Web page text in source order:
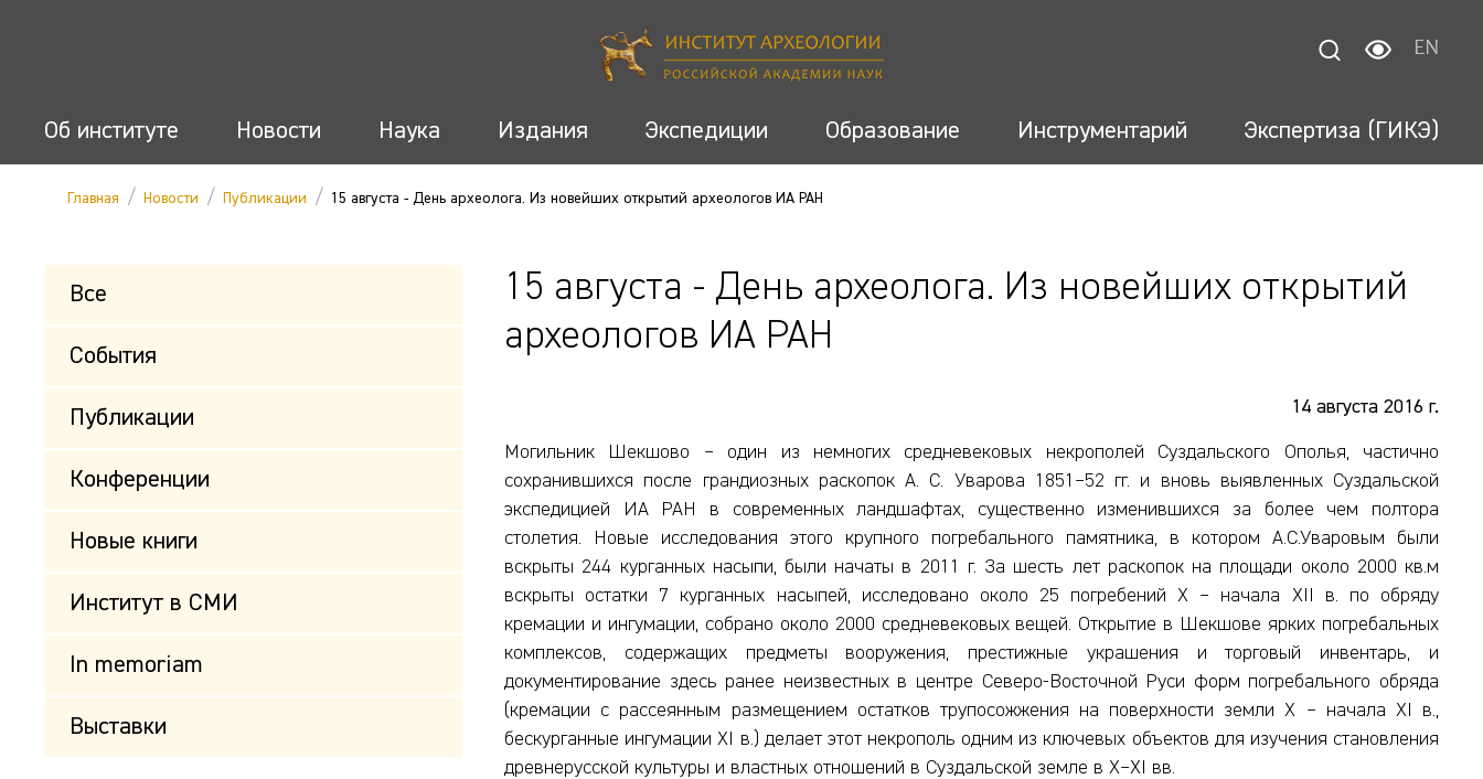
EN
Об институте Новости Наука Издания Экспедиции Образование Инструментарий Экспертиза (ГИКЭ)
Главная / Новости / Публикации / 15 августа - День археолога. Из новейших открытий археологов ИА РАН
Все
События
Публикации
Конференции
Новые книги
Институт в СМИ
In memoriam
Выставки
15 августа - День археолога. Из новейших открытий
археологов ИА РАН
14 августа 2016 г.
Могильник Шекшово – один из немногих средневековых некрополей Суздальского Ополья, частично
сохранившихся после грандиозных раскопок А. С. Уварова 1851–52 гг. и вновь выявленных Суздальской
экспедицией ИА РАН в современных ландшафтах, существенно изменившихся за более чем полтора
столетия. Новые исследования этого крупного погребального памятника, в котором А.С.Уваровым были
вскрыты 244 курганных насыпи, были начаты в 2011 г. За шесть лет раскопок на площади около 2000 кв.м
вскрыты остатки 7 курганных насыпей, исследовано около 25 погребений X – начала XII в. по обряду
кремации и ингумации, собрано около 2000 средневековых вещей. Открытие в Шекшове ярких погребальных
комплексов, содержащих предметы вооружения, престижные украшения и торговый инвентарь, и
документирование здесь ранее неизвестных в центре Северо-Восточной Руси форм погребального обряда
(кремации с рассеянным размещением остатков трупосожжения на поверхности земли X – начала XI в.,
бескурганные ингумации XI в.) делает этот некрополь одним из ключевых объектов для изучения становления
древнерусской культуры и властных отношений в Суздальской земле в X–XI вв.